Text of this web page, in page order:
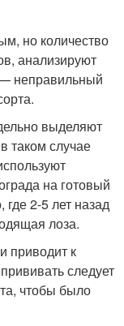
но количество
анализируют
неправильный
выделяют
таком случае
на готовый
2-5 лет назад
лоза.
приводит к
следует
чтобы было